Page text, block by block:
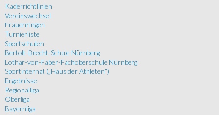
Kaderrichtlinien
Vereinswechsel
Frauenringen
Turnierliste
Sportschulen
Bertolt-Brecht-Schule Nürnberg
Lothar-von-Faber-Fachoberschule Nürnberg
Sportinternat („Haus der Athleten“)
Ergebnisse
Regionalliga
Oberliga
Bayernliga